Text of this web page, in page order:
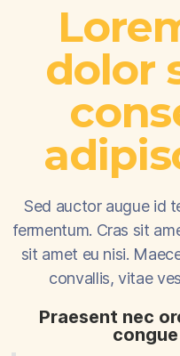
dolor
Sed auctor augue id
fermentum. Cras sit
sit amet eu nisi.
convallis, vitae
Praesent nec